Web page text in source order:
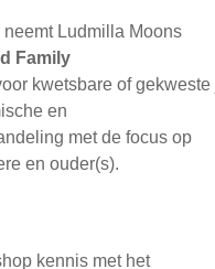
Ludmilla Moons
Family
kwetsbare of
en
met de focus op
en ouder(s).
kennis met het